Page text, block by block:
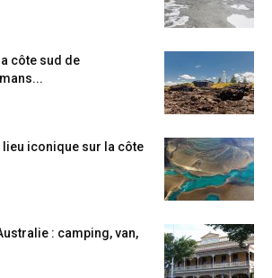
côte sud de
lieu iconique sur la côte
: camping, van,